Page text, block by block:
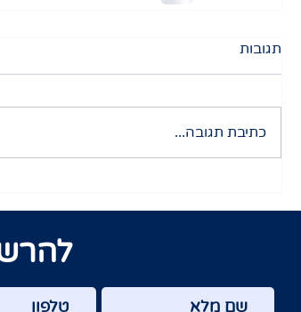
תגובות
כתיבת תגובה...